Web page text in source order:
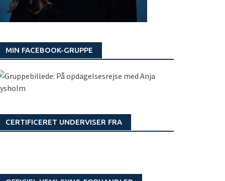
MIN FACEBOOK-GRUPPE
CERTIFICERET UNDERVISER FRA